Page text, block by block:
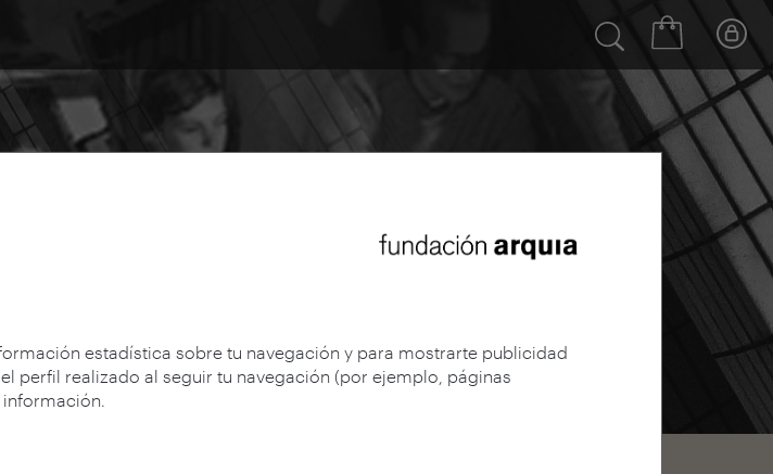
estadística sobre tu navegación y para mostrarte publicidad
perfil realizado al seguir tu navegación (por ejemplo, páginas